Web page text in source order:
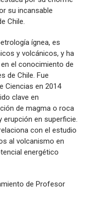
su incansable
Chile.
ígnea, es
y volcánicos, y ha
el conocimiento de
de Chile. Fue
Ciencias en 2014
clave en
de magma o roca
en superficie.
con el estudio
al volcanismo en
energético
de Profesor